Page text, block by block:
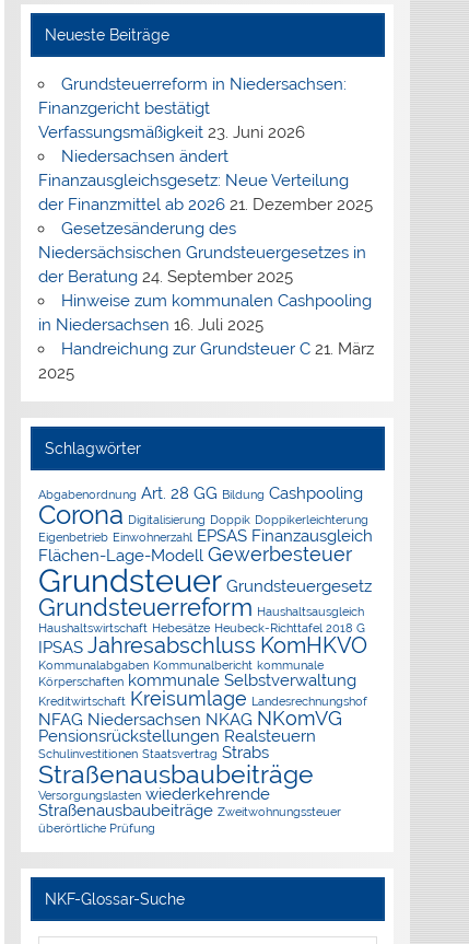
Neueste Beiträge
Grundsteuerreform in Niedersachsen:
Finanzgericht bestätigt
Verfassungsmäßigkeit 23. Juni 2026
Niedersachsen ändert
Finanzausgleichsgesetz: Neue Verteilung
der Finanzmittel ab 2026 21. Dezember 2025
Gesetzesänderung des
Niedersächsischen Grundsteuergesetzes in
der Beratung 24. September 2025
Hinweise zum kommunalen Cashpooling
in Niedersachsen 16. Juli 2025
Handreichung zur Grundsteuer C 21. März
2025
Schlagwörter
Abgabenordnung Art. 28 GG Bildung Cashpooling
Corona Digitalisierung Doppik Doppikerleichterung
Eigenbetrieb Einwohnerzahl EPSAS Finanzausgleich
Flächen-Lage-Modell Gewerbesteuer
Grundsteuer Grundsteuergesetz
Grundsteuerreform Haushaltsausgleich
Haushaltswirtschaft Hebesätze Heubeck-Richttafel 2018 G
IPSAS Jahresabschluss KomHKVO
Kommunalabgaben Kommunalbericht kommunale
Körperschaften kommunale Selbstverwaltung
Kreditwirtschaft Kreisumlage Landesrechnungshof
NFAG Niedersachsen NKAG NKomVG
Pensionsrückstellungen Realsteuern
Schulinvestitionen Staatsvertrag Strabs
Straßenausbaubeiträge
Versorgungslasten wiederkehrende
Straßenausbaubeiträge Zweitwohnungssteuer
überörtliche Prüfung
NKF-Glossar-Suche